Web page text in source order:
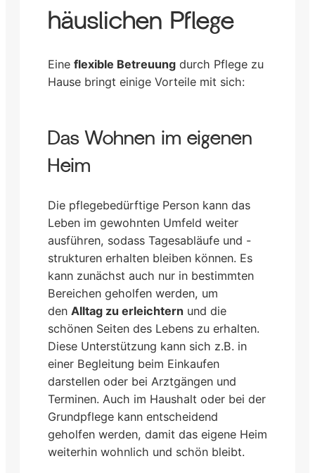
häuslichen Pflege
Eine flexible Betreuung durch Pflege zu
Hause bringt einige Vorteile mit sich:
Das Wohnen im eigenen
Heim
Die pflegebedürftige Person kann das
Leben im gewohnten Umfeld weiter
ausführen, sodass Tagesabläufe und -
strukturen erhalten bleiben können. Es
kann zunächst auch nur in bestimmten
Bereichen geholfen werden, um
den Alltag zu erleichtern und die
schönen Seiten des Lebens zu erhalten.
Diese Unterstützung kann sich z.B. in
einer Begleitung beim Einkaufen
darstellen oder bei Arztgängen und
Terminen. Auch im Haushalt oder bei der
Grundpflege kann entscheidend
geholfen werden, damit das eigene Heim
weiterhin wohnlich und schön bleibt.